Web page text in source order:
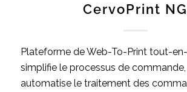
CervoPrint NG
Plateforme de Web-To-Print tout-
simplifie le processus de
automatise le traitement des